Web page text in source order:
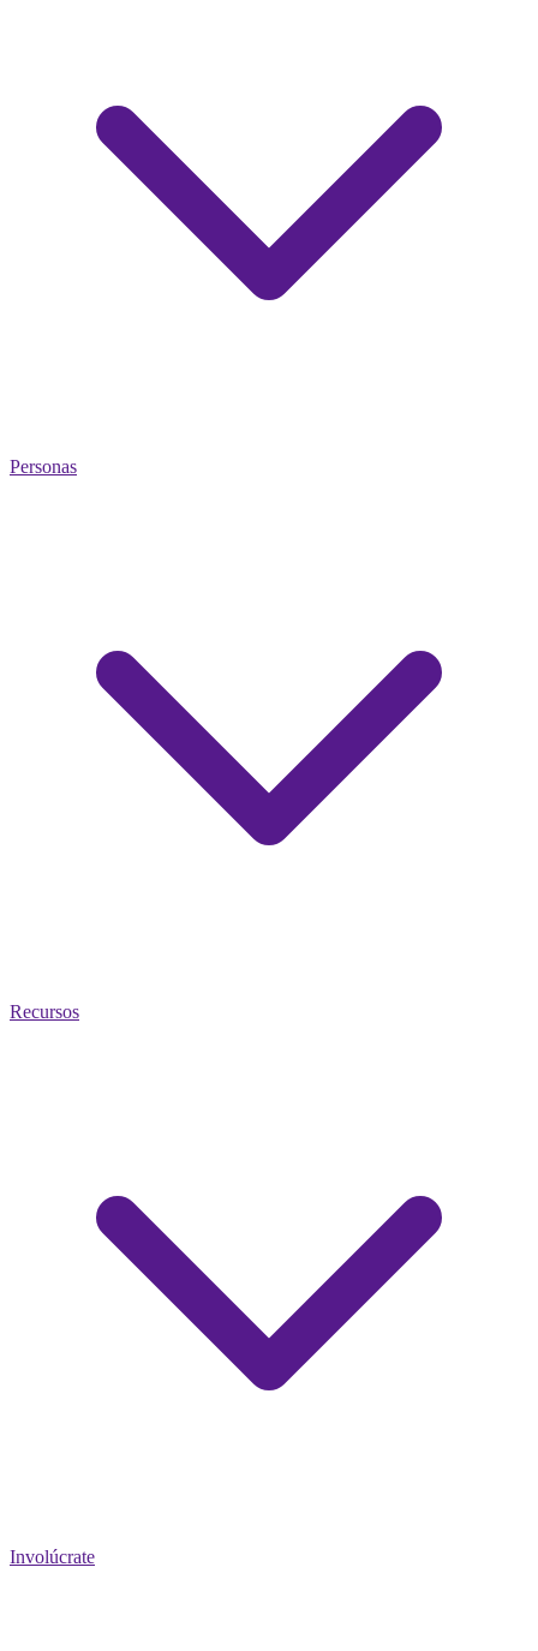
Personas
Recursos
Involúcrate